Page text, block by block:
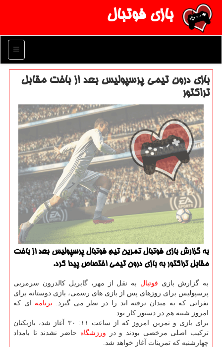
بازی فوتبال
منو
بازی درون تیمی پرسپولیس بعد از باخت مقابل
تراكتور
به گزارش بازی فوتبال تمرین تیم فوتبال پرسپولیس بعد از باخت
مقابل تراكتور به بازی درون تیمی اختصاص پیدا كرد.
به گزارش بازی فوتبال به نقل از مهر، گابریل كالدرون سرمربی
پرسپولیس برای روزهای پس از بازی های رسمی، بازی دوستانه برای
نفراتی كه به میدان نرفته اند را در نظر می گیرد. برنامه ای كه
امروز شنبه هم در دستور كار بود.
برای بازی و تمرین امروز كه از ساعت ۱۱: ۳۰ آغاز شد، بازیكنان
تركیب اصلی مرخصی بودند و در ورزشگاه حاضر نشدند تا بامداد
چهارشنبه كه تمرینات آغاز خواهد شد.